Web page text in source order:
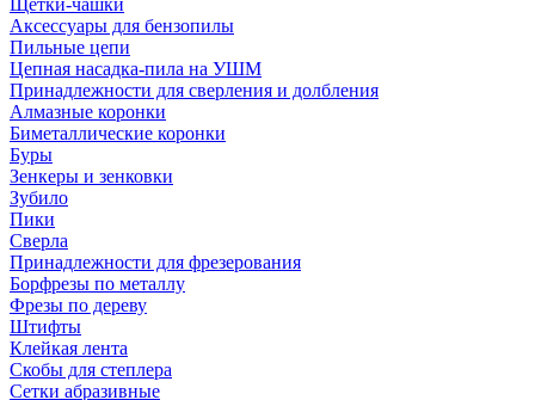
Щетки-чашки
Аксессуары для бензопилы
Пильные цепи
Цепная насадка-пила на УШМ
Принадлежности для сверления и долбления
Алмазные коронки
Биметаллические коронки
Буры
Зенкеры и зенковки
Зубило
Пики
Сверла
Принадлежности для фрезерования
Борфрезы по металлу
Фрезы по дереву
Штифты
Клейкая лента
Скобы для степлера
Сетки абразивные